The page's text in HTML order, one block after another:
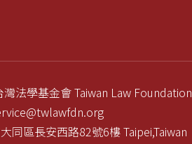
灣法學基金會 Taiwan Law Foundation
同區長安西路82號6樓 Taipei,Taiwan